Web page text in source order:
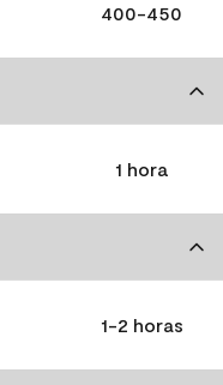
400-450
1 hora
1-2 horas